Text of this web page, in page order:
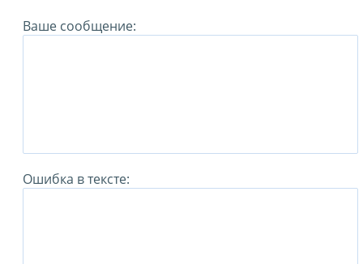
Ваше сообщение:
Ошибка в тексте: